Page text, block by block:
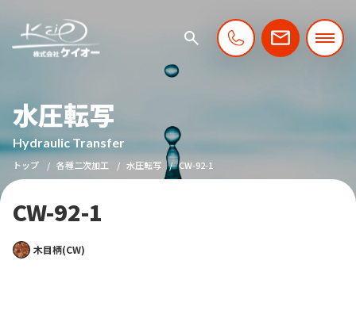
水圧転写
Hydraulic Transfer
トップ 各種二次加工 水圧転写 CW-92-1
CW-92-1
木目柄(CW)